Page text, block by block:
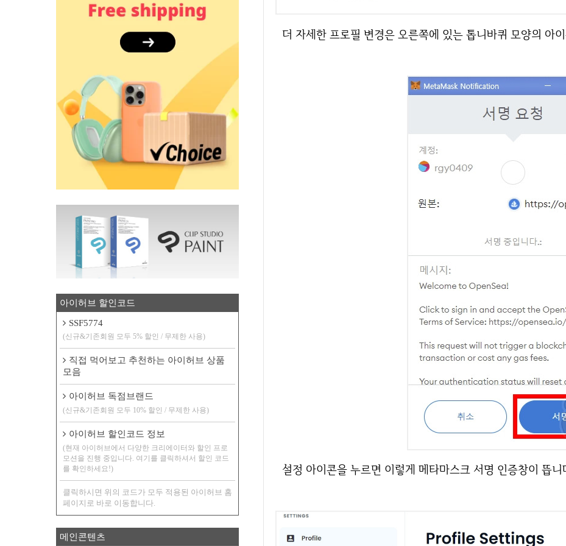
더 자세한 프로필 변경은 오른쪽에 있는 톱니바퀴 모양의 아
설정 아이콘을 누르면 이렇게 메타마스크 서명 인증창이 뜹
아이허브 할인코드
SSF5774
(신규&기존회원 모두 5% 할인 / 무제한 사용)
직접 먹어보고 추천하는 아이허브 상품
모음
아이허브 독점브랜드
(신규&기존회원 모두 10% 할인 / 무제한 사용)
아이허브 할인코드 정보
(현재 아이허브에서 다양한 크리에이터와 할인 프로
모션을 진행 중입니다. 여기를 클릭하셔서 할인 코드
를 확인하세요!)
클릭하시면 위의 코드가 모두 적용된 아이허브 홈
페이지로 바로 이동합니다.
메인콘텐츠